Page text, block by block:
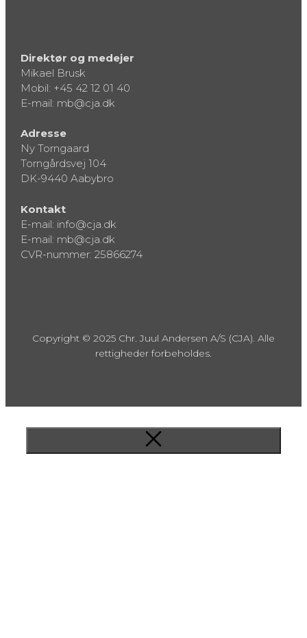
Direktør og medejer
Mikael Brusk
Mobil: +45 42 12 01 40
E-mail: mb@cja.dk
Adresse
Ny Torngaard
Torngårdsvej 104
DK-9440 Aabybro
Kontakt
E-mail: info@cja.dk
E-mail: mb@cja.dk
CVR-nummer: 25866274
Copyright © 2025 Chr. Juul Andersen A/S (CJA). Alle
rettigheder forbeholdes.